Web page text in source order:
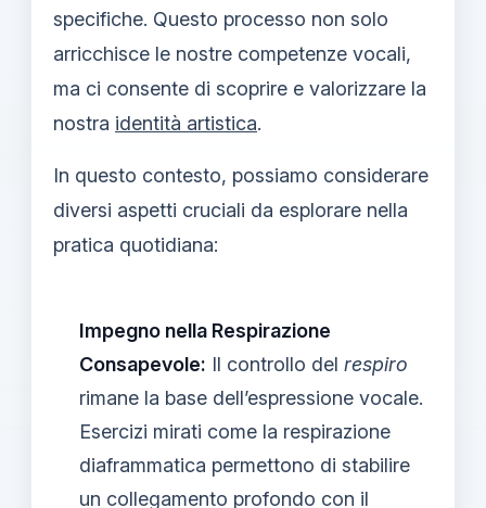
specifiche. Questo processo non solo
arricchisce le nostre competenze vocali,
ma ci consente di scoprire e valorizzare la
nostra identità artistica.
In questo contesto, possiamo considerare
diversi aspetti cruciali da esplorare nella
pratica quotidiana:
Impegno nella Respirazione
Consapevole: Il controllo del respiro
rimane la base dell’espressione vocale.
Esercizi mirati come la respirazione
diaframmatica permettono di stabilire
un collegamento profondo con il